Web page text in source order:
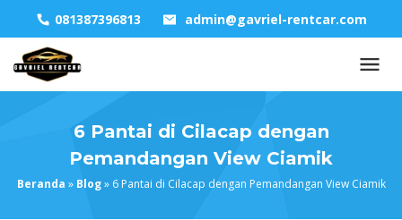
content
081387396813 admin@gavriel-rentcar.com
6 Pantai di Cilacap dengan
Pemandangan View Ciamik
Beranda » Blog» 6 Pantai di Cilacap dengan Pemandangan View Ciamik